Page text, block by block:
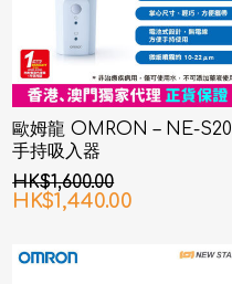
歐姆龍 OMRON – NE-S20
手持吸入器
HK$1,600.00
HK$1,440.00